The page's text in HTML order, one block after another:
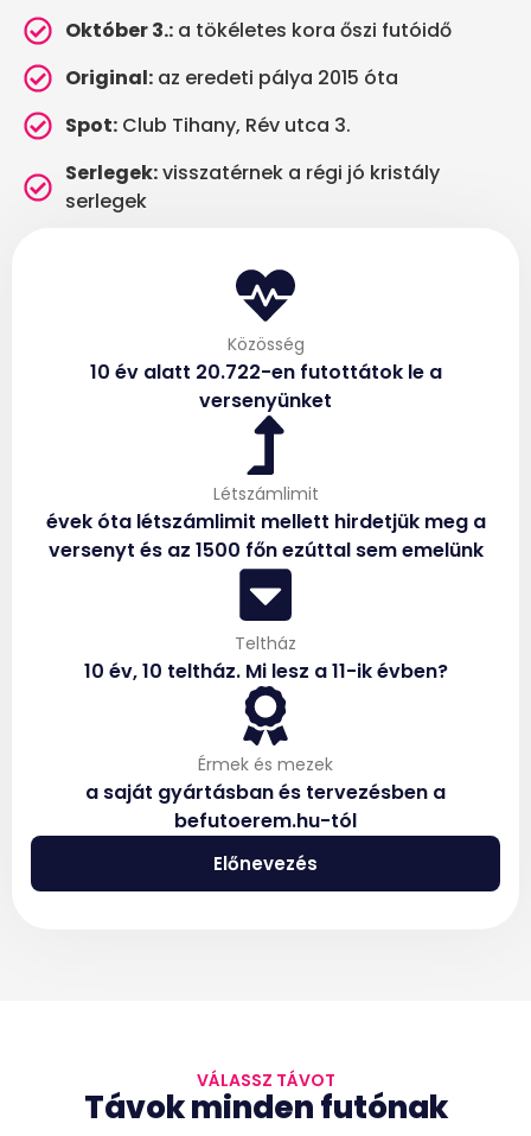
Október 3.: a tökéletes kora őszi futóidő
Original: az eredeti pálya 2015 óta
Spot: Club Tihany, Rév utca 3.
Serlegek:visszatérnek a régi jó kristály
serlegek
Közösség
10 év alatt 20.722-en futottátok le a
versenyünket
Létszámlimit
évek óta létszámlimit mellett hirdetjük meg a
versenyt és az 1500 főn ezúttal sem emelünk
Teltház
10 év, 10 teltház. Mi lesz a 11-ik évben?
Érmek és mezek
a saját gyártásban és tervezésben a
befutoerem.hu-tól
Előnevezés
VÁLASSZ TÁVOT
Távok minden futónak